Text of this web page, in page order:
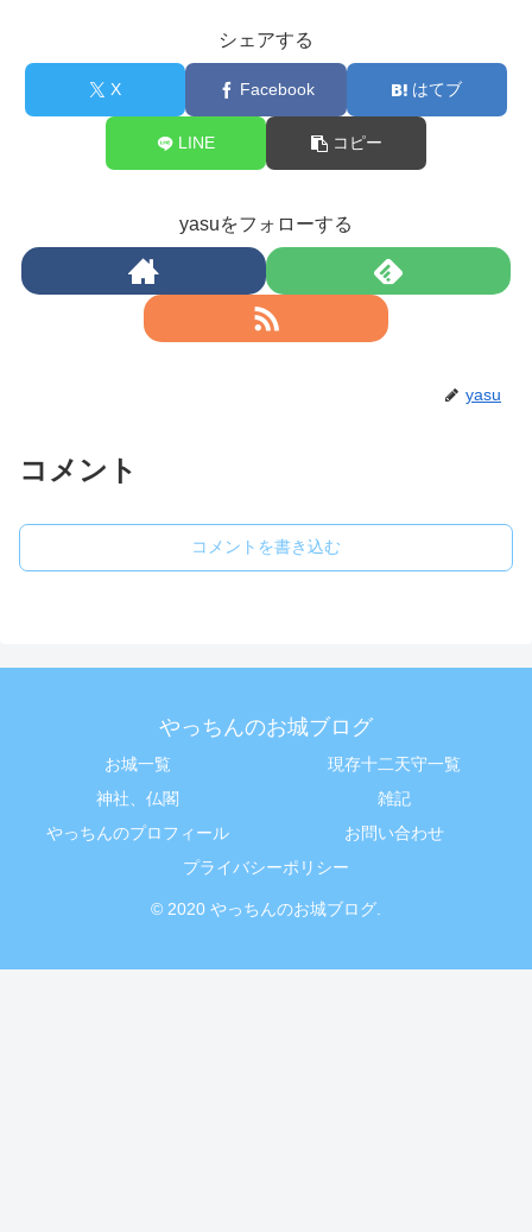
シェアする
X Facebook はてブ
LINE コピー
yasuをフォローする
yasu
コメント
コメントを書き込む
やっちんのお城ブログ
お城一覧
現存十二天守一覧
神社、仏閣
雑記
やっちんのプロフィール
お問い合わせ
プライバシーポリシー
© 2020 やっちんのお城ブログ.